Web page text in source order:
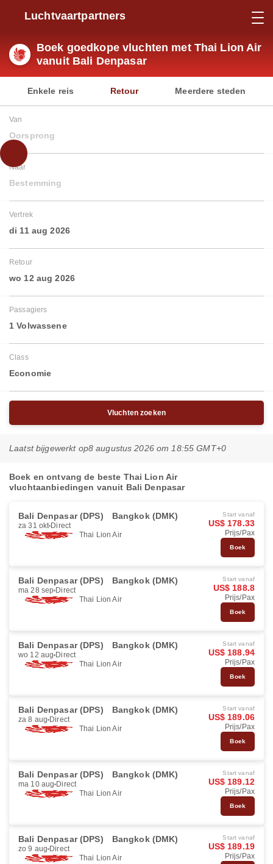
Luchtvaartpartners
Boek goedkope vluchten met Thai Lion Air
vanuit Bali Denpasar
Enkele reis Retour Meerdere steden
Van
Oorsprong
Naar
Bestemming
Vertrek
di 11 aug 2026
Retour
wo 12 aug 2026
Passagiers
1 Volwassene
Class
Economie
Vluchten zoeken
Laatst bijgewerkt op8 augustus 2026 om 18:55 GMT+0
Boek en ontvang de beste Thai Lion Air
vluchtaanbiedingen vanuit Bali Denpasar
Bali Denpasar (DPS) Bangkok (DMK)
za 31 okt Direct
Thai Lion Air
Start vanaf
US$ 178.33
Prijs/Pax
Boek
Bali Denpasar (DPS) Bangkok (DMK)
ma 28 sep Direct
Thai Lion Air
Start vanaf
US$ 188.8
Prijs/Pax
Boek
Bali Denpasar (DPS) Bangkok (DMK)
wo 12 aug Direct
Thai Lion Air
Start vanaf
US$ 188.94
Prijs/Pax
Boek
Bali Denpasar (DPS) Bangkok (DMK)
za 8 aug Direct
Thai Lion Air
Start vanaf
US$ 189.06
Prijs/Pax
Boek
Bali Denpasar (DPS) Bangkok (DMK)
ma 10 aug Direct
Thai Lion Air
Start vanaf
US$ 189.12
Prijs/Pax
Boek
Bali Denpasar (DPS) Bangkok (DMK)
zo 9 aug Direct
Thai Lion Air
Start vanaf
US$ 189.19
Prijs/Pax